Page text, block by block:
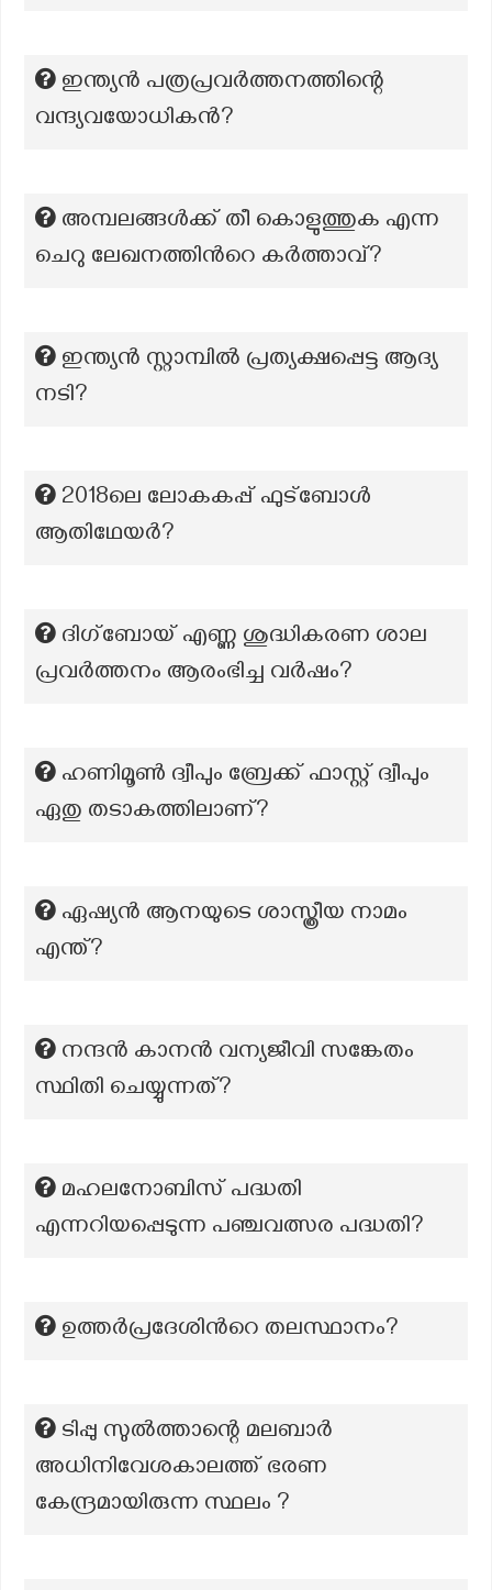
ഇന്ത്യൻ പത്രപ്രവർത്തനത്തിന്റെ
വന്ദ്യവയോധികൻ?
അമ്പലങ്ങൾക്ക് തീ കൊളുത്തുക എന്ന
ചെറു ലേഖനത്തിന്‍റെ കർത്താവ്?
ഇന്ത്യൻ സ്റ്റാമ്പിൽ പ്രത്യക്ഷപ്പെട്ട ആദ്യ
നടി?
2018ലെ ലോകകപ്പ് ഫുട്‍ബോൾ
ആതിഥേയർ?
ദിഗ്ബോയ് എണ്ണ ശുദ്ധികരണ ശാല
പ്രവര്‍ത്തനം ആരംഭിച്ച വര്‍ഷം?
ഹണിമൂൺ ദ്വീപും ബ്രേക്ക് ഫാസ്റ്റ് ദ്വീപും
ഏതു തടാകത്തിലാണ്?
ഏഷ്യൻ ആനയുടെ ശാസ്ത്രീയ നാമം
എന്ത്?
നന്ദൻ കാനൻ വന്യജീവി സങ്കേതം
സ്ഥിതി ചെയ്യുന്നത്?
മഹലനോബിസ് പദ്ധതി
എന്നറിയപ്പെടുന്ന പഞ്ചവത്സര പദ്ധതി?
ഉത്തർപ്രദേശിന്‍റെ തലസ്ഥാനം?
ടിപ്പു സുൽത്താന്റെ മലബാർ
അധിനിവേശകാലത്ത് ഭരണ
കേന്ദ്രമായിരുന്ന സ്ഥലം ?